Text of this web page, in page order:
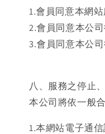
1.會員同意本網
2.會員同意本公
3.會員同意本公
八、服務之停止
本公司將依一般
1.本網站電子通